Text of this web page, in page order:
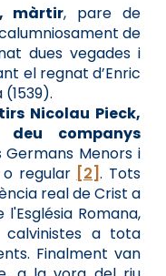
màrtir, pare de
de
dues vegades i
el regnat d’Enric
Nicolau Pieck,
deu companys
Germans Menors i
regular [2]. Tots
real de Crist a
Romana,
calvinistes a tota
Finalment van